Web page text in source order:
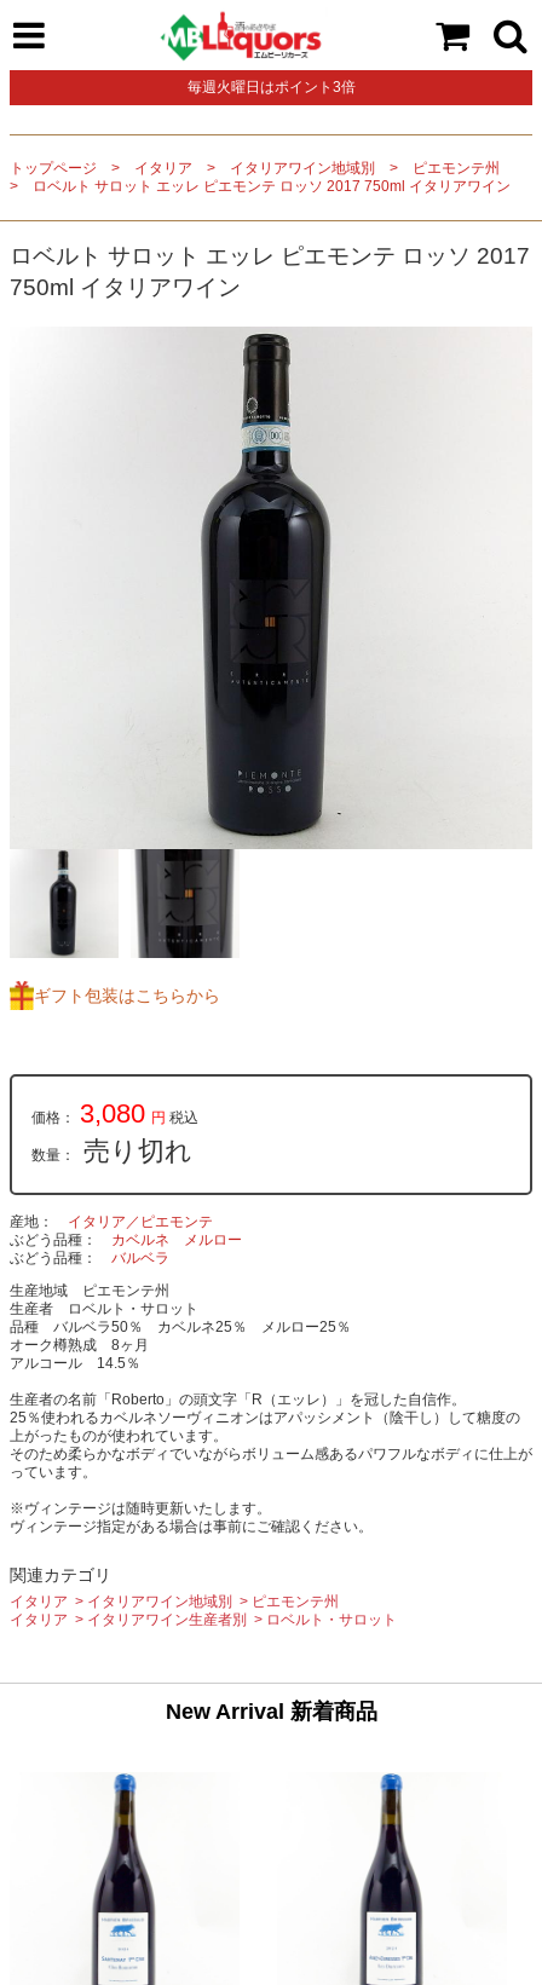
毎週火曜日はポイント3倍
トップページ イタリア イタリアワイン地域別
ピエモンテ州
ロベルト サロット エッレ ピエモンテ ロッソ 2017 750ml イタリアワイン
ロベルト サロット エッレ ピエモンテ ロッソ 2017
750ml イタリアワイン
ギフト包装はこちらから
価格： 3,080 円 税込
数量： 売り切れ
産地
イタリア／ピエモンテ
ぶどう品種
カベルネ
メルロー
ぶどう品種
バルベラ
生産地域 ピエモンテ州
生産者 ロベルト・サロット
品種 バルベラ50％ カベルネ25％ メルロー25％
オーク樽熟成 8ヶ月
アルコール 14.5％
生産者の名前「Roberto」の頭文字「R（エッレ）」を冠した自信作。
25％使われるカベルネソーヴィニオンはアパッシメント（陰干し）して糖度の
上がったものが使われています。
そのため柔らかなボディでいながらボリューム感あるパワフルなボディに仕上が
っています。
※ヴィンテージは随時更新いたします。
ヴィンテージ指定がある場合は事前にご確認ください。
関連カテゴリ
イタリア イタリアワイン地域別
ピエモンテ州
イタリア
イタリアワイン生産者別 ロベルト・サロット
New Arrival 新着商品